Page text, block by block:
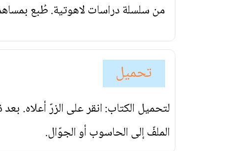
من سلسلة دراسات لاهوتية. طُبع
تحميل
لتحميل الكتاب: انقر على الزرّ أعلاه.
الملفّ إلى الحاسوب أو الجوّال.